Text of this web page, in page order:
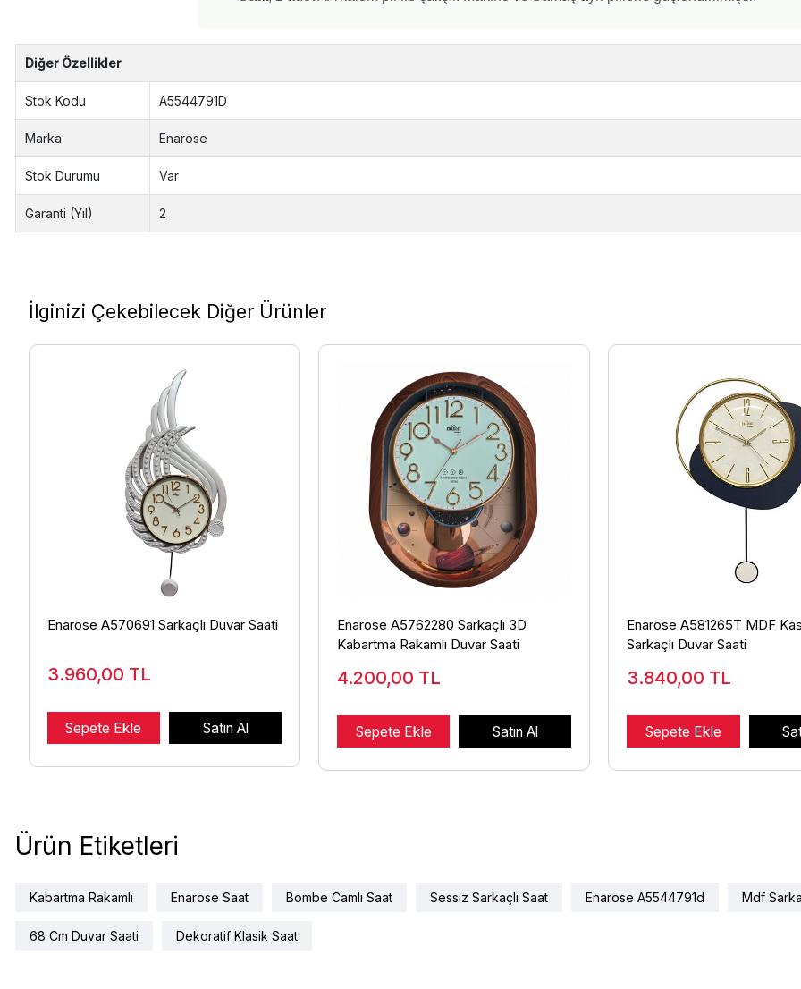
Diğer Özellikler
Stok Kodu A5544791D
Marka Enarose
Stok Durumu Var
Garanti (Yıl) 2
İlginizi Çekebilecek Diğer Ürünler
Enarose A570691 Sarkaçlı Duvar Saati
3.960,00 TL
Sepete Ekle Satın Al
Enarose A5762280 Sarkaçlı 3D
Kabartma Rakamlı Duvar Saati
4.200,00 TL
Sepete Ekle Satın Al
Enarose A581265T MDF
Sarkaçlı Duvar Saati
3.840,00 TL
Sepete Ekle
Ürün Etiketleri
Kabartma Rakamlı Enarose Saat Bombe Camlı Saat Sessiz Sarkaçlı Saat Enarose A5544791d Mdf
68 Cm Duvar Saati Dekoratif Klasik Saat